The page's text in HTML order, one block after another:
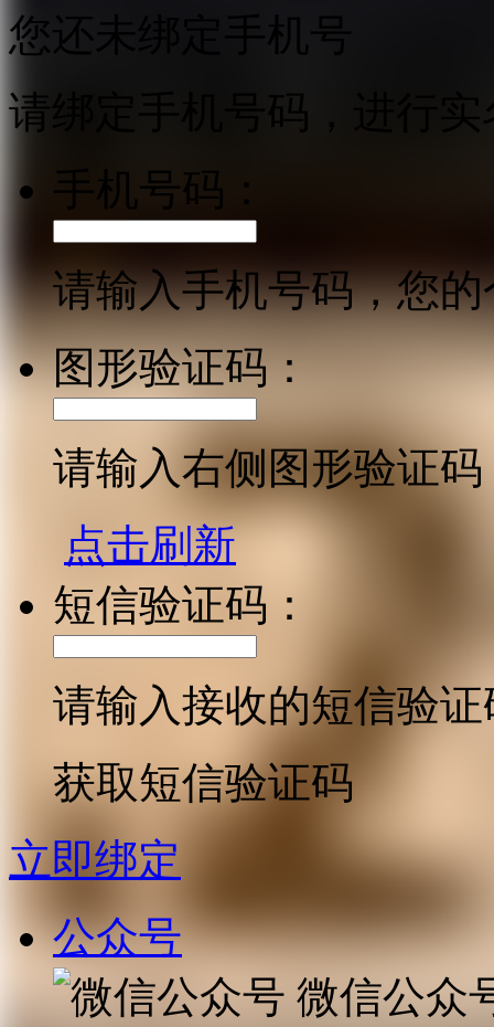
您还未绑定手机号
请绑定手机号码，进行
手机号码：
请输入手机号码，您
图形验证码：
请输入右侧图形验证码
点击刷新
短信验证码：
请输入接收的短信验证
获取短信验证码
立即绑定
公众号
微信公众